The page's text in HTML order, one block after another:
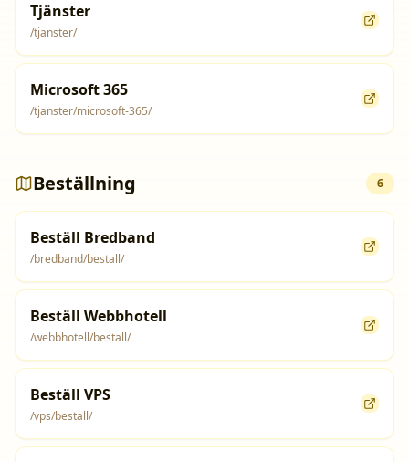
Tjänster
/tjanster/
Microsoft 365
/tjanster/microsoft-365/
Beställning 6
Beställ Bredband
/bredband/bestall/
Beställ Webbhotell
/webbhotell/bestall/
Beställ VPS
/vps/bestall/